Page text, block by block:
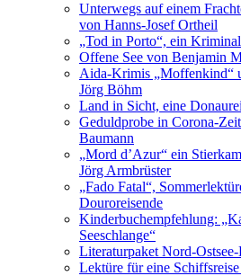
Unterwegs auf einem
von Hanns-Josef Ortheil
„Tod in Porto“, ein
Offene See von Benjamin
Aida-Krimis „Moffenkind“
Jörg Böhm
Land in Sicht, eine
Geduldprobe in Corona-
Baumann
„Mord d’Azur“ ein
Jörg Armbrüster
„Fado Fatal“,
Douroreisende
Kinderbuchempfehlung:
Seeschlange“
Literaturpaket Nord-
Lektüre für eine